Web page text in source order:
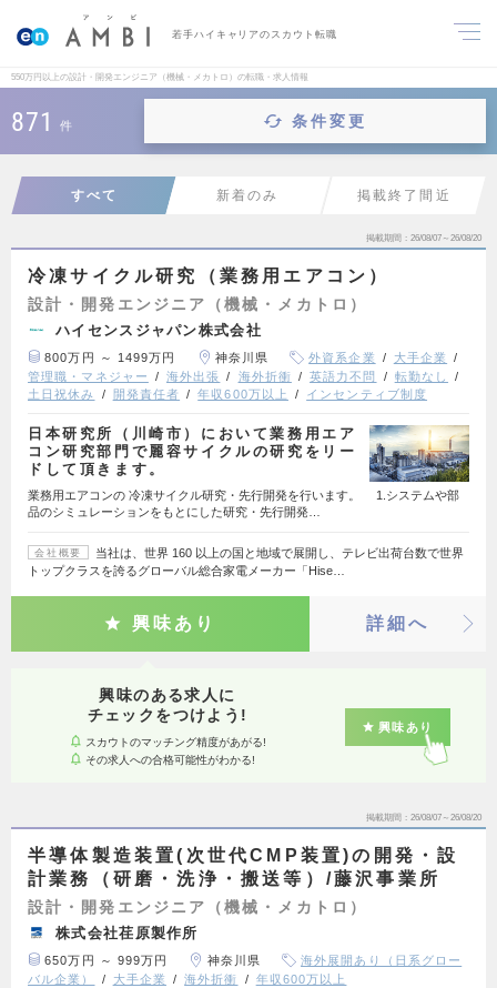
若手ハイキャリアのスカウト転職
550万円以上の設計・開発エンジニア（機械・メカトロ）の転職・求人情報
871 件 条件変更
すべて 新着のみ 掲載終了間近
掲載期間 26/08/07～26/08/20
冷凍サイクル研究（業務用エアコン）
設計・開発エンジニア（機械・メカトロ）
ハイセンスジャパン株式会社
800万円 ～ 1499万円 神奈川県 外資系企業
大手企業
管理職・マネジャー
海外出張 海外折衝 英語力不問
転勤なし
土日祝休み
開発責任者 年収600万以上 インセンティブ制度
日本研究所（川崎市）において業務用エア
コン研究部門で麗容サイクルの研究をリー
ドして頂きます。
業務用エアコンの 冷凍サイクル研究・先行開発を行います。 1.システムや部
品のシミュレーションをもとにした研究・先行開発…
会社概要
当社は、世界 160 以上の国と地域で展開し、テレビ出荷台数で世界
トップクラスを誇るグローバル総合家電メーカー「Hise…
興味あり 詳細へ
興味のある求人に
チェックをつけよう!
スカウトのマッチング精度があがる!
その求人への合格可能性がわかる!
興味あり
掲載期間 26/08/07～26/08/20
半導体製造装置(次世代CMP装置)の開発・設
計業務（研磨・洗浄・搬送等）/藤沢事業所
設計・開発エンジニア（機械・メカトロ）
株式会社荏原製作所
650万円 ～ 999万円 神奈川県
海外展開あり（日系グロー
バル企業）
大手企業 海外折衝 年収600万以上